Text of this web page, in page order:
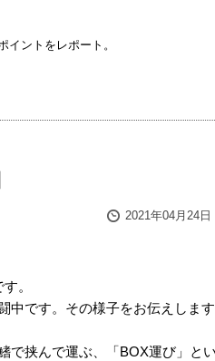
ントをレポート。
2021年04月24日
。
中です。その様子をお伝えしま
で挟んで運ぶ、「BOX運び」と